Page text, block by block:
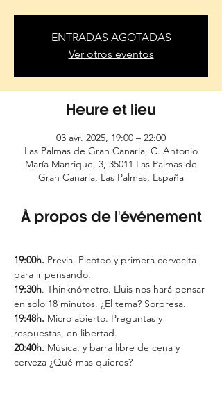
ENTRADAS AGOTADAS
Ver otros eventos
Heure et lieu
03 avr. 2025, 19:00 – 22:00
Las Palmas de Gran Canaria, C. Antonio
María Manrique, 3, 35011 Las Palmas de
Gran Canaria, Las Palmas, España
À propos de l'événement
19:00h. Previa. Picoteo y primera cervecita
para ir pensando.
19:30h. Thinknómetro. Lluis nos hará pensar
en solo 18 minutos. ¿El tema? Sorpresa.
19:48h. Micro abierto. Preguntas y
respuestas, en libertad.
20:40h. Música, y barra libre de cena y
cerveza ¿Qué mas quieres?